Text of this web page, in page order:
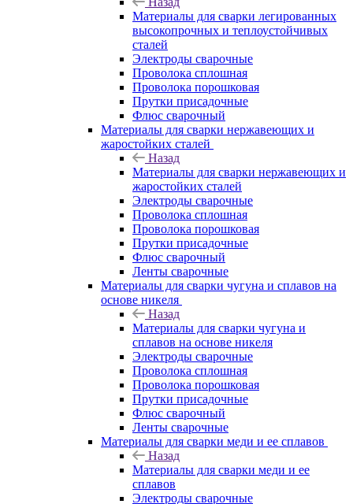
Материалы для сварки легированных
высокопрочных и теплоустойчивых
сталей
Электроды сварочные
Проволока сплошная
Проволока порошковая
Прутки присадочные
Флюс сварочный
Материалы для сварки нержавеющих и
жаростойких сталей
Назад
Материалы для сварки нержавеющих и
жаростойких сталей
Электроды сварочные
Проволока сплошная
Проволока порошковая
Прутки присадочные
Флюс сварочный
Ленты сварочные
Материалы для сварки чугуна и сплавов на
основе никеля
Назад
Материалы для сварки чугуна и
сплавов на основе никеля
Электроды сварочные
Проволока сплошная
Проволока порошковая
Прутки присадочные
Флюс сварочный
Ленты сварочные
Материалы для сварки меди и ее сплавов
Назад
Материалы для сварки меди и ее
сплавов
Электроды сварочные